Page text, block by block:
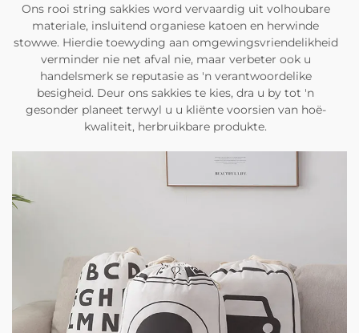
Ons rooi string sakkies word vervaardig uit volhoubare
materiale, insluitend organiese katoen en herwinde
stowwe. Hierdie toewyding aan omgewingsvriendelikheid
verminder nie net afval nie, maar verbeter ook u
handelsmerk se reputasie as 'n verantwoordelike
besigheid. Deur ons sakkies te kies, dra u by tot 'n
gesonder planeet terwyl u u kliënte voorsien van hoë-
kwaliteit, herbruikbare produkte.